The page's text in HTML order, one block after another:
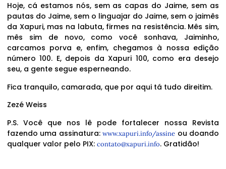
Hoje, cá estamos nós, sem as capas do Jaime, sem as
pautas do Jaime, sem o linguajar do Jaime, sem o jaimês
da Xapuri, mas na labuta, firmes na resistência. Mês sim,
mês sim de novo, como você sonhava, Jaiminho,
carcamos porva e, enfim, chegamos à nossa edição
número 100. E, depois da Xapuri 100, como era desejo
seu, a gente segue esperneando.
Fica tranquilo, camarada, que por aqui tá tudo direitim.
Zezé Weiss
P.S. Você que nos lê pode fortalecer nossa Revista
fazendo uma assinatura:www.xapuri.info/assine ou doando
qualquer valor pelo PIX: contato@xapuri.info. Gratidão!